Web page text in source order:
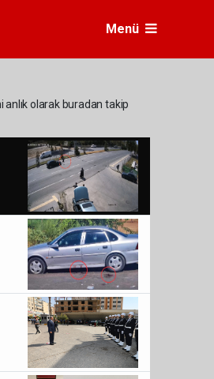
Menü
olarak buradan takip
Merkez Gençlik Kolları